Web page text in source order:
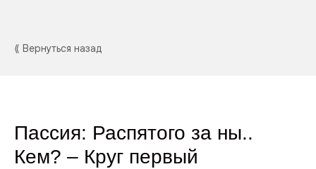
⟪ Вернуться назад
Пассия: Распятого за ны..
Кем? – Круг первый